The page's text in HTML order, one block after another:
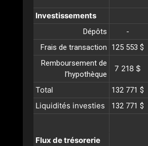
Investissements
Dépôts -
Frais de transaction
125 553 $
Remboursement de
l’hypothèque
7 218 $
Total 132 771 $
Liquidités investies 132 771 $
Flux de trésorerie